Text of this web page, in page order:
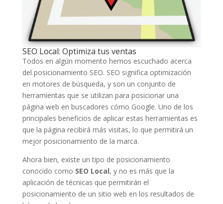
SEO Local: Optimiza tus ventas
Todos en algún momento hemos escuchado acerca
del posicionamiento SEO. SEO significa optimización
en motores de búsqueda, y son un conjunto de
herramientas que se utilizan para posicionar una
página web en buscadores cómo Google. Uno de los
principales beneficios de aplicar estas herramientas es
que la página recibirá más visitas, lo que permitirá un
mejor posicionamiento de la marca.
Ahora bien, existe un tipo de posicionamiento
conocido como SEO Local, y no es más que la
aplicación de técnicas que permitirán el
posicionamiento de un sitio web en los resultados de